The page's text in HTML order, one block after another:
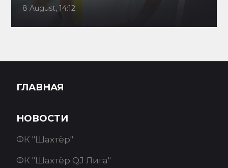
8 August, 14:12
ГЛАВНАЯ
НОВОСТИ
ФК "Шахтёр"
ФК "Шахтёр QJ Лига"